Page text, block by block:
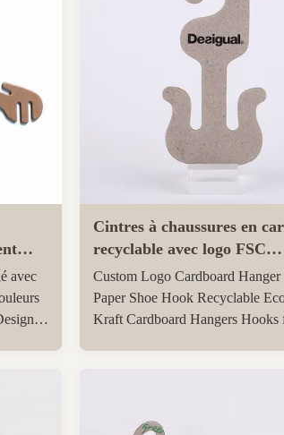
les
avec
Cintres à chaussures en
recyclable avec logo FSC
personnalisé pour tongs et
Custom Logo Cardboard
Paper Shoe Hook Recyclable
Kraft Cardboard Hangers Hooks
FSC paper material ...